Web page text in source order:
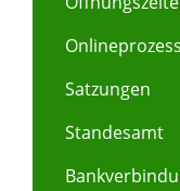
Satzungen
Standesamt